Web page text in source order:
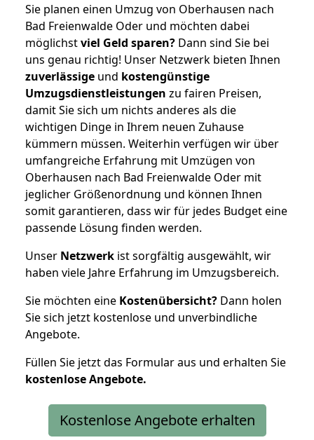
Sie planen einen Umzug von Oberhausen nach
Bad Freienwalde Oder und möchten dabei
möglichstviel Geld sparen? Dann sind Sie bei
uns genau richtig! Unser Netzwerk bieten Ihnen
zuverlässige und kostengünstige
Umzugsdienstleistungen zu fairen Preisen,
damit Sie sich um nichts anderes als die
wichtigen Dinge in Ihrem neuen Zuhause
kümmern müssen. Weiterhin verfügen wir über
umfangreiche Erfahrung mit Umzügen von
Oberhausen nach Bad Freienwalde Oder mit
jeglicher Größenordnung und können Ihnen
somit garantieren, dass wir für jedes Budget eine
passende Lösung finden werden.
Unser Netzwerk ist sorgfältig ausgewählt, wir
haben viele Jahre Erfahrung im Umzugsbereich.
Sie möchten eine Kostenübersicht? Dann holen
Sie sich jetzt kostenlose und unverbindliche
Angebote.
Füllen Sie jetzt das Formular aus und erhalten Sie
kostenloseAngebote.
Kostenlose Angebote erhalten